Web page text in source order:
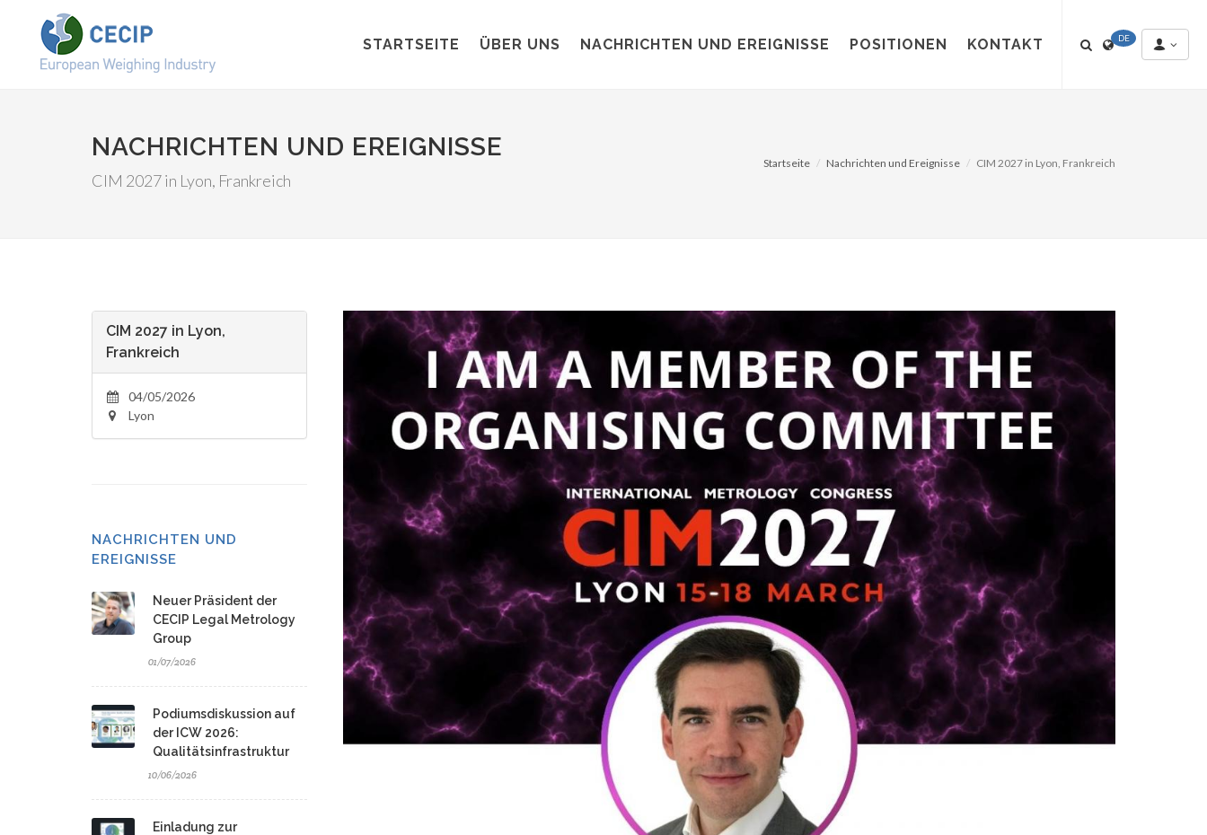
STARTSEITE ÜBER UNS NACHRICHTEN UND EREIGNISSE POSITIONEN KONTAKT DE
NACHRICHTEN UND EREIGNISSE
CIM 2027 in Lyon, Frankreich
Startseite Nachrichten und Ereignisse CIM 2027 in Lyon, Frankreich
CIM 2027 in Lyon,
Frankreich
04/05/2026
Lyon
NACHRICHTEN UND
EREIGNISSE
Neuer Präsident der
CECIP Legal Metrology
Group
01/07/2026
Podiumsdiskussion auf
der ICW 2026:
Qualitätsinfrastruktur
10/06/2026
Einladung zur